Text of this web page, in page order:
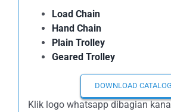
Load Chain
Hand Chain
Plain Trolley
Geared Trolley
DOWNLOAD CATALOG
Klik logo whatsapp dibagian